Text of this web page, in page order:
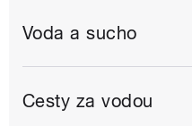
Voda a sucho
Cesty za vodou